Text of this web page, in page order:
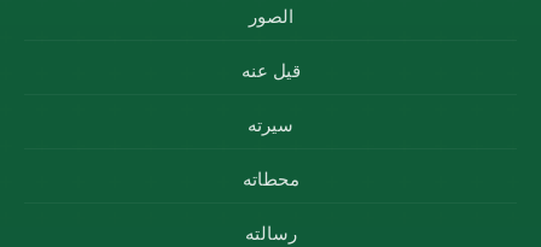
الصور
قيل عنه
سيرته
محطاته
رسالته